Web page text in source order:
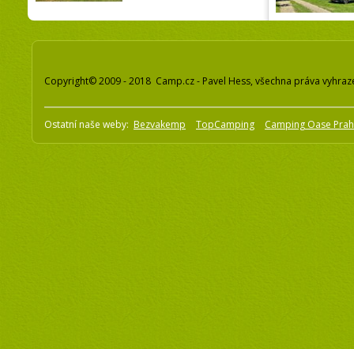
Copyright© 2009 - 2018 Camp.cz - Pavel Hess, všechna práva
Ostatní naše weby: Bezvakemp TopCamping Camping Oase